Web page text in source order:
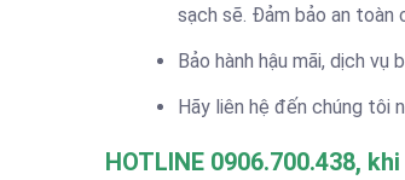
sạch sẽ. Đảm bảo an toàn
Bảo hành hậu mãi, dịch
Hãy liên hệ đến chúng tôi
HOTLINE 0906.700.438,